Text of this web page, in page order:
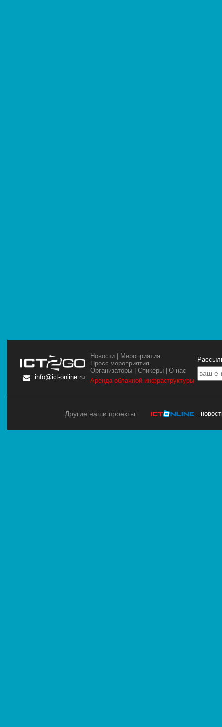
info@ict-online.ru
Новости | Мероприятия
Пресс-мероприятия
Организаторы |Спикеры |О нас
Аренда облачной инфраструктуры
Другие наши проекты: -